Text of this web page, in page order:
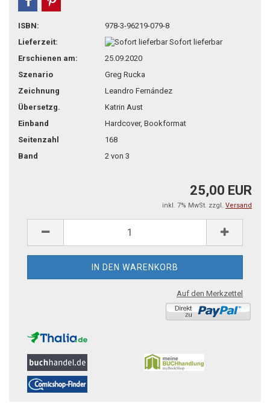
teilen
ISBN:
978-3-96219-079-8
Lieferzeit:
Sofort lieferbar
Erschienen am:
25.09.2020
Szenario
Greg Rucka
Zeichnung
Leandro Fernández
Übersetzg.
Katrin Aust
Einband
Hardcover, Bookformat
Seitenzahl
168
Band
2 von 3
25,00 EUR
inkl. 7% MwSt. zzgl. Versand
Auf den Merkzettel